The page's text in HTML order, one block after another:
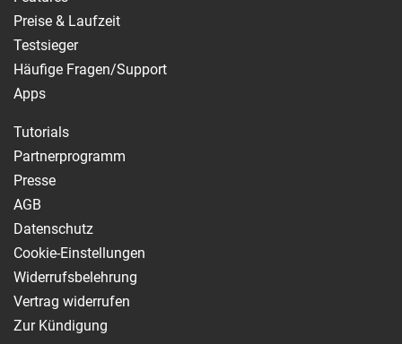
Preise & Laufzeit
Testsieger
Häufige Fragen/Support
Apps
Tutorials
Partnerprogramm
Presse
AGB
Datenschutz
Cookie-Einstellungen
Widerrufsbelehrung
Vertrag widerrufen
Zur Kündigung